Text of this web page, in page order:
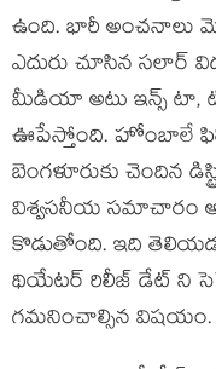
ఉంది. భారీ అంచనాలు
ఎదురు చూసిన సలార్
మీడియా అటు ఇన్స్ టా,
ఊపేస్తోంది. హోంబాలే
బెంగళూరుకు చెందిన
విశ్వసనీయ సమాచారం
కొడుతోంది. ఇది
థియేటర్ రిలీజ్ డేట్ ని
గమనించాల్సిన విషయం.